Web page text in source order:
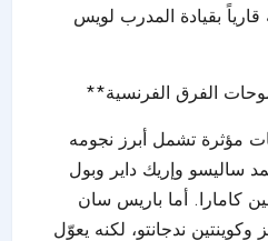
بقيادة المدرب لويس
الفرق الفرنسية**
مؤثرة تشمل أبرز نجومه
ساليسو وإريك داير وبول
كامارا. أما باريس سان
وكوينتين ندجانتو، لكنه يعوّل